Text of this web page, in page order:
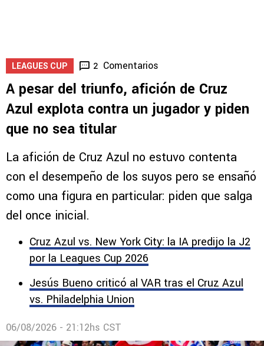
LEAGUES CUP 2 Comentarios
A pesar del triunfo, afición de Cruz
Azul explota contra un jugador y piden
que no sea titular
La afición de Cruz Azul no estuvo contenta
con el desempeño de los suyos pero se ensañó
como una figura en particular: piden que salga
del once inicial.
Cruz Azul vs. New York City: la IA predijo la J2
por la Leagues Cup 2026
Jesús Bueno criticó al VAR tras el Cruz Azul
vs. Philadelphia Union
06/08/2026 - 21:12hs CST